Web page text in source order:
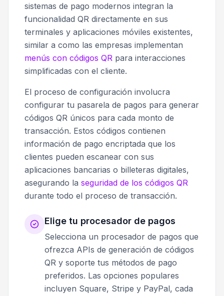
sistemas de pago modernos integran la
funcionalidad QR directamente en sus
terminales y aplicaciones móviles existentes,
similar a como las empresas implementan
menús con códigos QR para interacciones
simplificadas con el cliente.
El proceso de configuración involucra
configurar tu pasarela de pagos para generar
códigos QR únicos para cada monto de
transacción. Estos códigos contienen
información de pago encriptada que los
clientes pueden escanear con sus
aplicaciones bancarias o billeteras digitales,
asegurando la seguridad de los códigos QR
durante todo el proceso de transacción.
Elige tu procesador de pagos
Selecciona un procesador de pagos que
ofrezca APIs de generación de códigos
QR y soporte tus métodos de pago
preferidos. Las opciones populares
incluyen Square, Stripe y PayPal, cada